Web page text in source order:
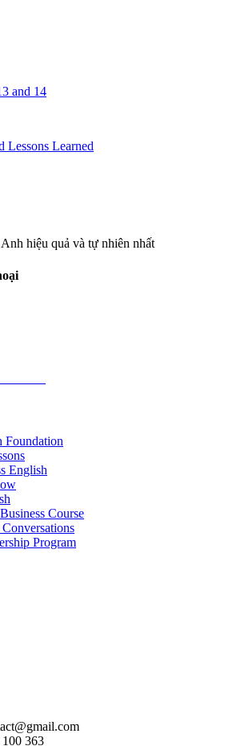
and 14
Lessons Learned
hiệu quả và tự nhiên nhất
Foundation
English
Course
Program
363